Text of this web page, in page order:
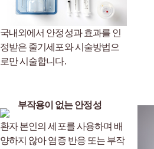
국내외에서 안정성과 효과를 인
정받은 줄기세포와 시술방법으
로만 시술합니다.
부작용이 없는 안정성
환자 본인의 세포를 사용하며 배
양하지 않아염증 반응 또는 부작